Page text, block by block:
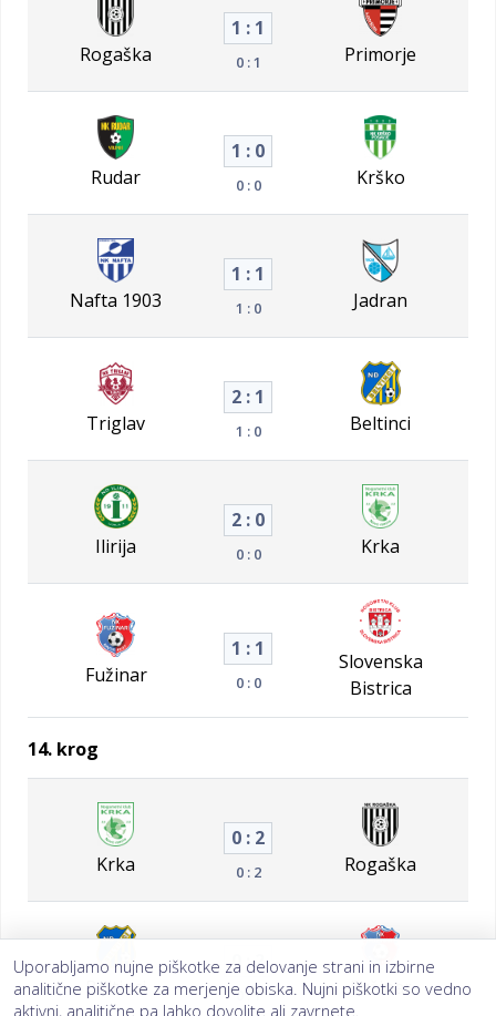
Rogaška
1 : 1
0 : 1 Primorje
Rudar
1 : 0
0 : 0 Krško
Nafta 1903
1 : 1
1 : 0 Jadran
Triglav
2 : 1
1 : 0 Beltinci
Ilirija
2 : 0
0 : 0 Krka
Fužinar
1 : 1
0 : 0
Slovenska
Bistrica
14. krog
Krka
0 : 2
0 : 2 Rogaška
Beltinci
0 : 2
0 : 1 Fužinar
Uporabljamo nujne piškotke za delovanje strani in izbirne
analitične piškotke za merjenje obiska. Nujni piškotki so vedno
aktivni, analitične pa lahko dovolite ali zavrnete.